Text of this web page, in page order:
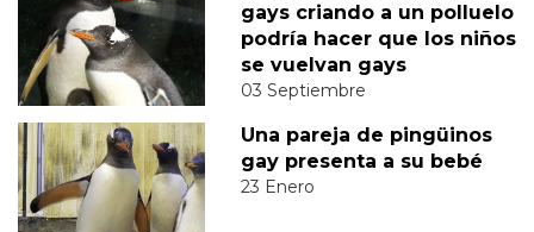
gays criando a un polluelo
podría hacer que los niños
se vuelvan gays
03 Septiembre
Una pareja de pingüinos
gay presenta a su bebé
23 Enero